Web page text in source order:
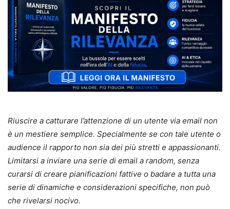
Riuscire a catturare l’attenzione di un utente via email non
è un mestiere semplice. Specialmente se con tale utente o
audience il rapporto non sia dei più stretti e appassionanti.
Limitarsi a inviare una serie di email a random, senza
curarsi di creare pianificazioni fattive o badare a tutta una
serie di dinamiche e considerazioni specifiche, non può
che rivelarsi nocivo.